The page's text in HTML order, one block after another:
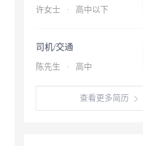
许女士 · 高中以下
司机/交通
陈先生 · 高中
查看更多简历